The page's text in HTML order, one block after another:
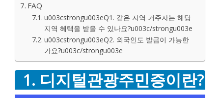
FAQ
u003cstrongu003eQ1. 같은 지역 거주자는 해당
지역 혜택을 받을 수 있나요?u003c/strongu003e
u003cstrongu003eQ2. 외국인도 발급이 가능한
가요?u003c/strongu003e
1. 디지털관광주민증이란?